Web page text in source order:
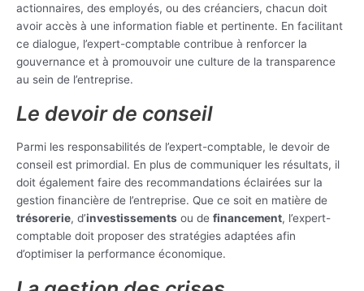
actionnaires, des employés, ou des créanciers, chacun doit
avoir accès à une information fiable et pertinente. En facilitant
ce dialogue, l’expert-comptable contribue à renforcer la
gouvernance et à promouvoir une culture de la transparence
au sein de l’entreprise.
Le devoir de conseil
Parmi les responsabilités de l’expert-comptable, le devoir de
conseil est primordial. En plus de communiquer les résultats, il
doit également faire des recommandations éclairées sur la
gestion financière de l’entreprise. Que ce soit en matière de
trésorerie, d’investissements ou de financement, l’expert-
comptable doit proposer des stratégies adaptées afin
d’optimiser la performance économique.